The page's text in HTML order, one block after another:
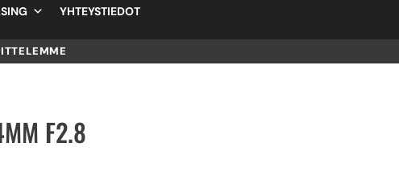
YHTEYSTIEDOT
F2.8